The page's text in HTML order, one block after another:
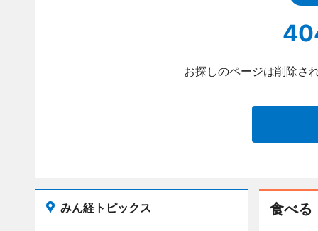
お探しのページは削除さ
食べる
みん経トピックス